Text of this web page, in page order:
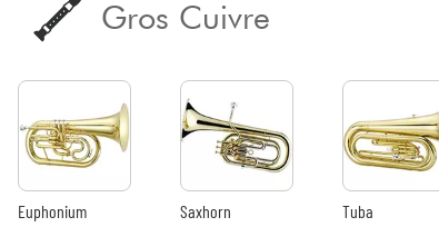
Eclairage
Violons & Quatuor
Gros Cuivre
Euphonium Saxhorn Tuba